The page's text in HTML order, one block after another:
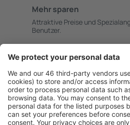
Mehr sparen
Attraktive Preise und
Benutzer.
Unterkünfte, die Sie mögen
Hütten, Apartments und andere.
Meist gesuchte Unterkünfte